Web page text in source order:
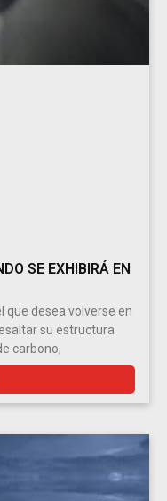
SE EXHIBIRÁ EN
que desea volverse en
su estructura
carbono,